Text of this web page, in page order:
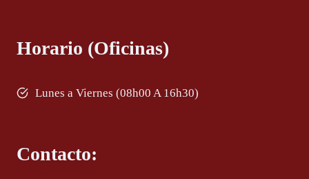
Horario (Oficinas)
Lunes a Viernes (08h00 A 16h30)
Contacto: